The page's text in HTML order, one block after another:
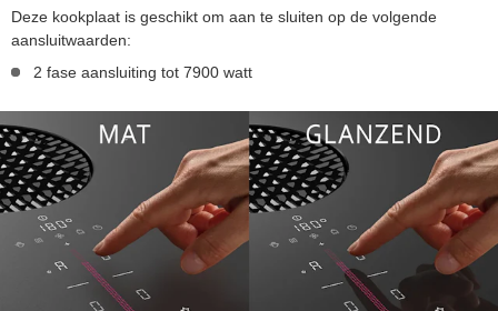
Deze kookplaat is geschikt om aan te sluiten op de volgende
aansluitwaarden:
2 fase aansluiting tot 7900 watt